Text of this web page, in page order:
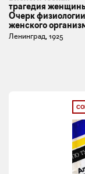
трагедия
Очерк физиологии
женского
Ленинград, 1925